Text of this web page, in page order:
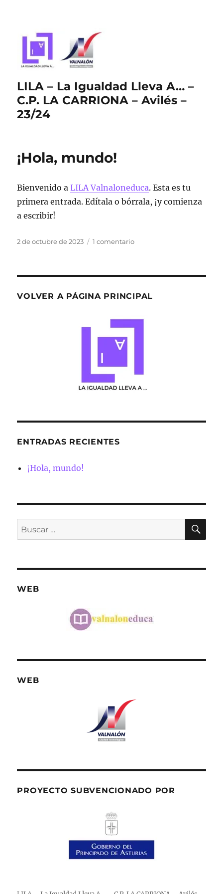
LILA – La Igualdad Lleva A… –
C.P. LA CARRIONA – Avilés –
23/24
¡Hola, mundo!
Bienvenido aLILA Valnaloneduca. Esta es tu
primera entrada. Edítala o bórrala, ¡y comienza
a escribir!
Publicado
2 de octubre de 2023 1 comentarioen
VOLVER A PÁGINA PRINCIPAL
ENTRADAS RECIENTES
¡Hola, mundo!
Buscar
por:
WEB
WEB
PROYECTO SUBVENCIONADO POR